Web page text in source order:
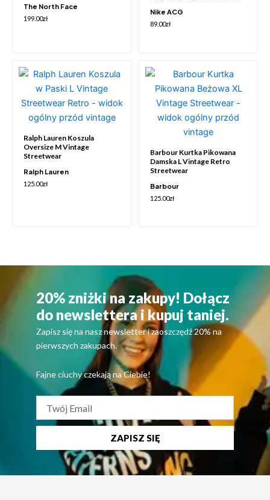
The North Face
199.00zł
Nike ACG
89.00zł
Ralph Lauren Koszula
Oversize M Vintage
Streetwear
Ralph Lauren
125.00zł
Barbour Kurtka Pikowana
Damska L Vintage Retro
Streetwear
Barbour
125.00zł
20% zniżki na zakupy! Dołącz
do newslettera i kupuj taniej.
Zapisz się na nasz newsletter i zaoszczędź 20% na
pierwszych zakupach.
Fajne ciuchy czekają na Ciebie!
ZAPISZ SIĘ